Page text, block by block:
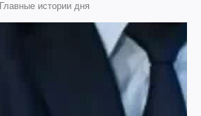
Главные истории дня